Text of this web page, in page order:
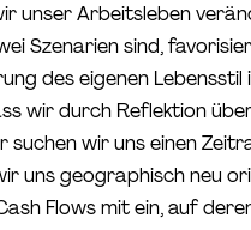
unser Arbeitsleben
Szenarien sind,
des eigenen Lebensstil
wir durch Reflektion
suchen wir uns einen
uns geographisch neu
Flows mit ein, auf